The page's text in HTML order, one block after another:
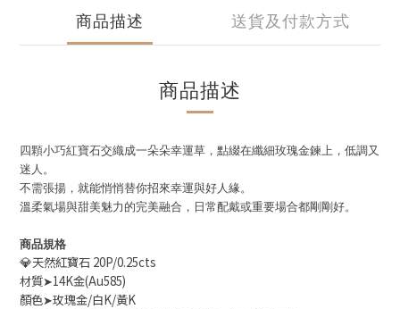
商品描述 送貨及付款方式
商品描述
四顆小巧紅寶石交織成一朵朵幸運草，點綴在纖細玫瑰金鍊上，低調又
迷人。
不需張揚，就能悄悄替你招來幸運與好人緣。
溫柔氣場與甜美魅力的完美融合，日常配戴或重要場合都剛剛好。
商品規格
💎天然紅寶石 20P/0.25cts
材質➤14K金(Au585)
顏色➤玫瑰金/白K/黃K